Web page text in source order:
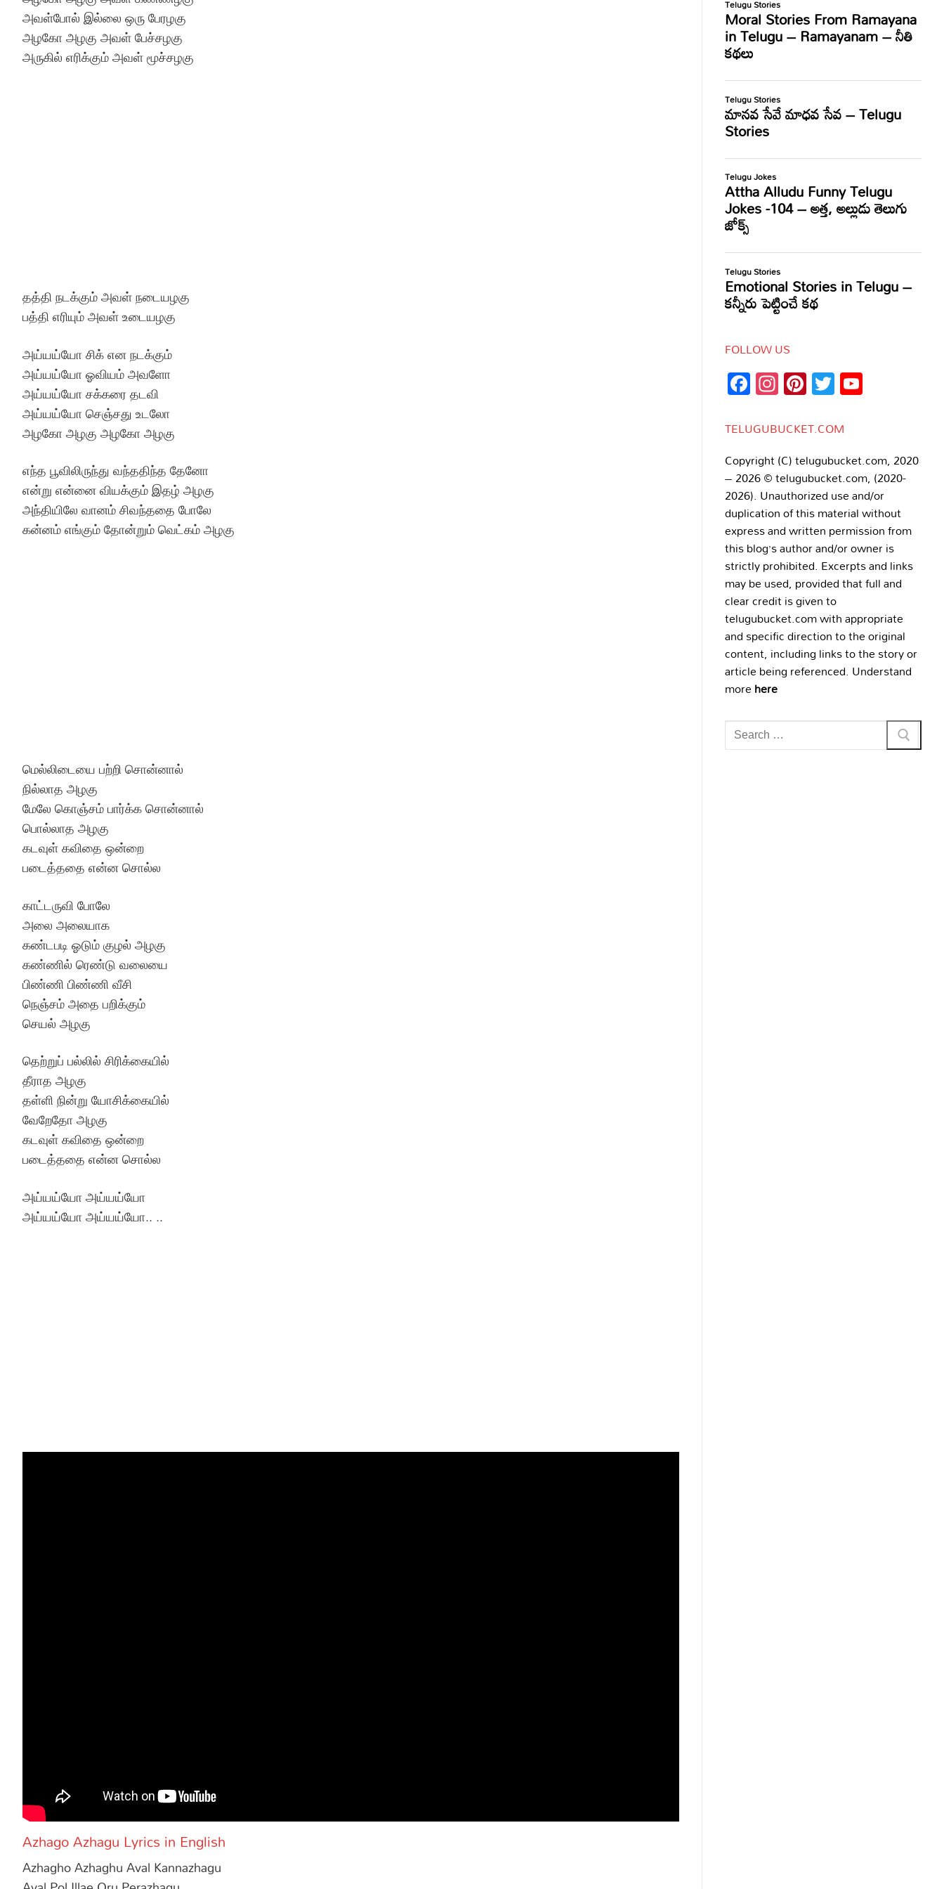
அவள்போல் இல்லை ஒரு பேரழகு
அழகோ அழகு அவள் பேச்சழகு
அருகில் எரிக்கும் அவள் மூச்சழகு
தத்தி நடக்கும் அவள் நடையழகு
பத்தி எரியும் அவள் உடையழகு
அய்யய்யோ சிக் என நடக்கும்
அய்யய்யோ ஓவியம் அவளோ
அய்யய்யோ சக்கரை தடவி
அய்யய்யோ செஞ்சது உடலோ
அழகோ அழகு அழகோ அழகு
எந்த பூவிலிருந்து வந்ததிந்த தேனோ
என்று என்னை வியக்கும் இதழ் அழகு
அந்தியிலே வானம் சிவந்ததை போலே
கன்னம் எங்கும் தோன்றும் வெட்கம் அழகு
மெல்லிடையை பற்றி சொன்னால்
நில்லாத அழகு
மேலே கொஞ்சம் பார்க்க சொன்னால்
பொல்லாத அழகு
கடவுள் கவிதை ஒன்றை
படைத்ததை என்ன சொல்ல
காட்டருவி போலே
அலை அலையாக
கண்டபடி ஓடும் குழல் அழகு
கண்ணில் ரெண்டு வலையை
பிண்ணி பிண்ணி வீசி
நெஞ்சம் அதை பறிக்கும்
செயல் அழகு
தெற்றுப் பல்லில் சிரிக்கையில்
தீராத அழகு
தள்ளி நின்று யோசிக்கையில்
வேறேதோ அழகு
கடவுள் கவிதை ஒன்றை
படைத்ததை என்ன சொல்ல
அய்யய்யோ அய்யய்யோ
அய்யய்யோ அய்யய்யோ.. ..
Azhago Azhagu Lyrics in English
Azhagho Azhaghu Aval Kannazhagu
FOLLOW US
Facebook
Instagram
Pinterest
Twitter
TELUGUBUCKET.COM
Copyright (C) telugubucket.com, 2020
– 2026 © telugubucket.com, (2020-
2026). Unauthorized use and/or
duplication of this material without
express and written permission from
this blog’s author and/or owner is
strictly prohibited. Excerpts and links
may be used, provided that full and
clear credit is given to
telugubucket.com with appropriate
and specific direction to the original
content, including links to the story or
article being referenced. Understand
morehere
Search
for: